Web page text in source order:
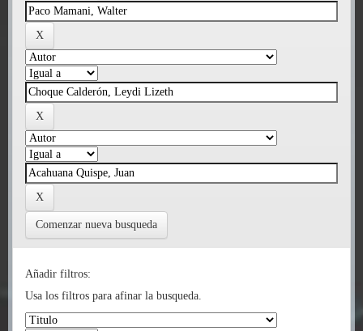
Comenzar nueva busqueda
Añadir filtros:
Usa los filtros para afinar la busqueda.